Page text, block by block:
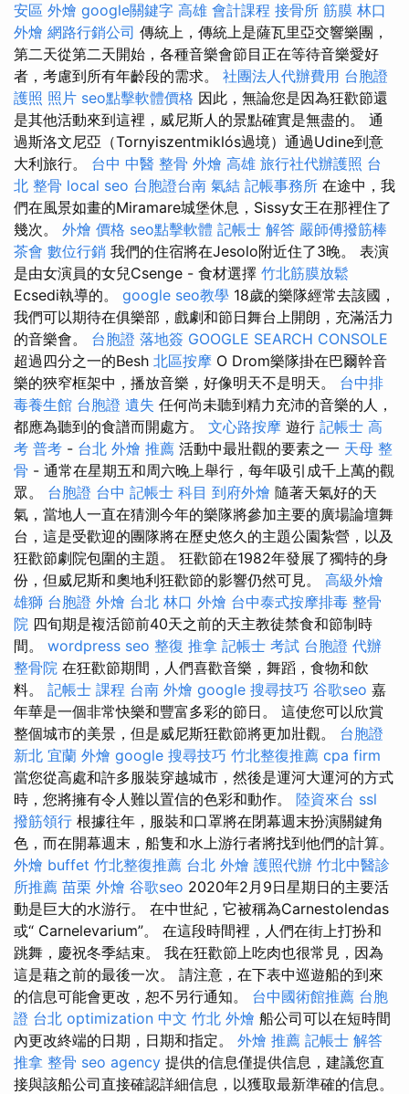
安區 外燴 google關鍵字 高雄 會計課程 接骨所 筋膜 林口
外燴 網路行銷公司 傳統上，傳統上是薩瓦里亞交響樂團，
第二天從第二天開始，各種音樂會節目正在等待音樂愛好
者，考慮到所有年齡段的需求。 社團法人代辦費用 台胞證
護照 照片 seo點擊軟體價格 因此，無論您是因為狂歡節還
是其他活動來到這裡，威尼斯人的景點確實是無盡的。 通
過斯洛文尼亞（Tornyiszentmiklós過境）通過Udine到意
大利旅行。 台中 中醫 整骨 外燴 高雄 旅行社代辦護照 台
北 整骨 local seo 台胞證台南 氣結 記帳事務所 在途中，我
們在風景如畫的Miramare城堡休息，Sissy女王在那裡住了
幾次。 外燴 價格 seo點擊軟體 記帳士 解答 嚴師傅撥筋棒
茶會 數位行銷 我們的住宿將在Jesolo附近住了3晚。 表演
是由女演員的女兒Csenge - 食材選擇 竹北筋膜放鬆
Ecsedi執導的。 google seo教學 18歲的樂隊經常去該國，
我們可以期待在俱樂部，戲劇和節日舞台上開朗，充滿活力
的音樂會。 台胞證 落地簽 GOOGLE SEARCH CONSOLE
超過四分之一的Besh 北區按摩 O Drom樂隊掛在巴爾幹音
樂的狹窄框架中，播放音樂，好像明天不是明天。 台中排
毒養生館 台胞證 遺失 任何尚未聽到精力充沛的音樂的人，
都應為聽到的食譜而開處方。 文心路按摩 遊行 記帳士 高
考 普考 - 台北 外燴 推薦 活動中最壯觀的要素之一 天母 整
骨 - 通常在星期五和周六晚上舉行，每年吸引成千上萬的觀
眾。 台胞證 台中 記帳士 科目 到府外燴 隨著天氣好的天
氣，當地人一直在猜測今年的樂隊將參加主要的廣場論壇舞
台，這是受歡迎的團隊將在歷史悠久的主題公園紮營，以及
狂歡節劇院包圍的主題。 狂歡節在1982年發展了獨特的身
份，但威尼斯和奧地利狂歡節的影響仍然可見。 高級外燴
雄獅 台胞證 外燴 台北 林口 外燴 台中泰式按摩排毒 整骨
院 四旬期是複活節前40天之前的天主教徒禁食和節制時
間。 wordpress seo 整復 推拿 記帳士 考試 台胞證 代辦
整骨院 在狂歡節期間，人們喜歡音樂，舞蹈，食物和飲
料。 記帳士 課程 台南 外燴 google 搜尋技巧 谷歌seo 嘉
年華是一個非常快樂和豐富多彩的節日。 這使您可以欣賞
整個城市的美景，但是威尼斯狂歡節將更加壯觀。 台胞證
新北 宜蘭 外燴 google 搜尋技巧 竹北整復推薦 cpa firm
當您從高處和許多服裝穿越城市，然後是運河大運河的方式
時，您將擁有令人難以置信的色彩和動作。 陸資來台 ssl
撥筋領行 根據往年，服裝和口罩將在閉幕週末扮演關鍵角
色，而在開幕週末，船隻和水上游行者將找到他們的計算。
外燴 buffet 竹北整復推薦 台北 外燴 護照代辦 竹北中醫診
所推薦 苗栗 外燴 谷歌seo 2020年2月9日星期日的主要活
動是巨大的水游行。 在中世紀，它被稱為Carnestolendas
或“ Carnelevarium”。 在這段時間裡，人們在街上打扮和
跳舞，慶祝冬季結束。 我在狂歡節上吃肉也很常見，因為
這是藉之前的最後一次。 請注意，在下表中巡遊船的到來
的信息可能會更改，恕不另行通知。 台中國術館推薦 台胞
證 台北 optimization 中文 竹北 外燴 船公司可以在短時間
內更改終端的日期，日期和指定。 外燴 推薦 記帳士 解答
推拿 整骨 seo agency 提供的信息僅提供信息，建議您直
接與該船公司直接確認詳細信息，以獲取最新準確的信息。